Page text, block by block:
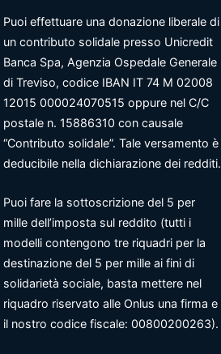
Puoi effettuare una donazione liberale di
un contributo solidale presso Unicredit
Banca Spa, Agenzia Ospedale Generale
di Treviso, codice IBAN IT 74 M 02008
12015 000024070515 oppure nel C/C
postale n. 15886310 con causale
“Contributo solidale”. Tale versamento è
deducibile nella dichiarazione dei redditi.
Puoi fare la sottoscrizione del 5 per
mille dell’imposta sul reddito (tutti i
modelli contengono tre riquadri per la
destinazione del 5 per mille ai fini di
solidarietà sociale, basta mettere nel
riquadro riservato alle Onlus una firma e
il nostro codice fiscale: 00800200263).